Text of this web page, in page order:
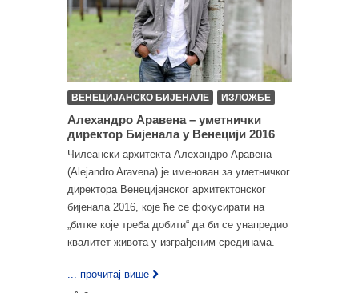
ВЕНЕЦИЈАНСКО БИЈЕНАЛЕ ИЗЛОЖБЕ
Алехандро Аравена – уметнички
директор Бијенала у Венецији 2016
Чилеански архитекта Алехандро Аравена
(Alejandro Aravena) је именован за уметничког
директора Венецијанског архитектонског
бијенала 2016, које ће се фокусирати на
„битке које треба добити“ да би се унапредио
квалитет живота у изграђеним срединама.
... прочитај више